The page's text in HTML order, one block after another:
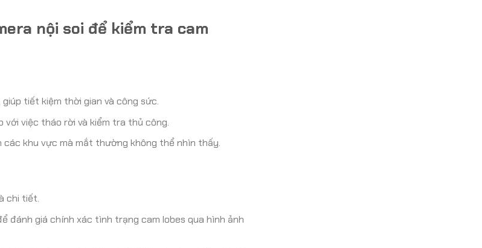
nội soi để kiểm tra cam
tiết kiệm thời gian và công sức.
với việc tháo rời và kiểm tra thủ công.
các khu vực mà mắt thường không thể nhìn thấy.
chi tiết.
đánh giá chính xác tình trạng cam lobes qua hình ảnh